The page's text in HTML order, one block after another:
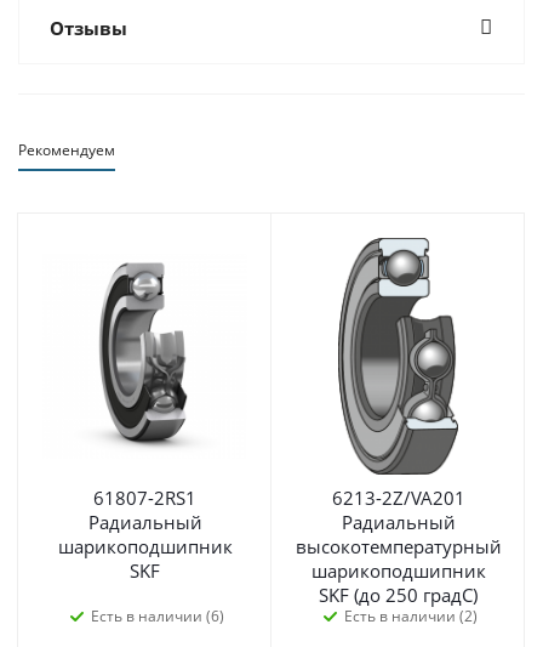
Отзывы
Рекомендуем
61807-2RS1
Радиальный
шарикоподшипник
SKF
Есть в наличии (6)
6213-2Z/VA201
Радиальный
высокотемпературный
шарикоподшипник
SKF (до 250 градС)
Есть в наличии (2)